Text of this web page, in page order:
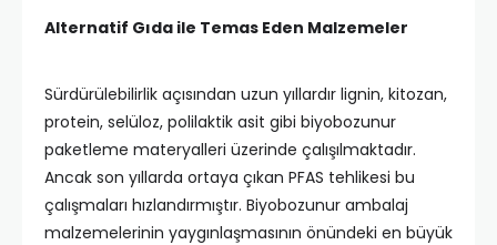
Alternatif Gıda ile Temas Eden Malzemeler
Sürdürülebilirlik açısından uzun yıllardır lignin, kitozan,
protein, selüloz, polilaktik asit gibi biyobozunur
paketleme materyalleri üzerinde çalışılmaktadır.
Ancak son yıllarda ortaya çıkan PFAS tehlikesi bu
çalışmaları hızlandırmıştır. Biyobozunur ambalaj
malzemelerinin yaygınlaşmasının önündeki en büyük